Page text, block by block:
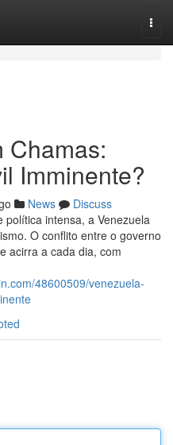
Chamas:
Imminente?
News
Discuss
política intensa, a Venezuela
O conflito entre o governo
acirra a cada dia, com
48600509/venezuela-